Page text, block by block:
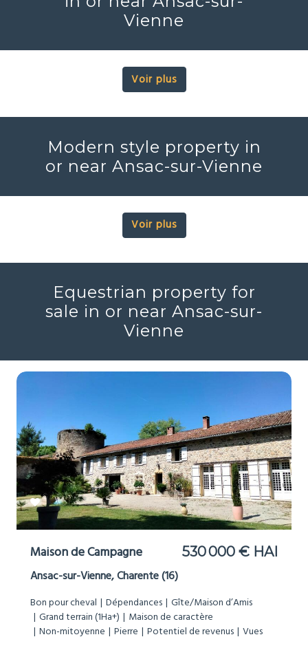
Vienne
Voir plus
Modern style property in
or near Ansac-sur-Vienne
Voir plus
Equestrian property for
sale in or near Ansac-sur-
Vienne
Maison de Campagne 530 000 € HAI
Ansac-sur-Vienne, Charente (16)
Bon pour cheval Dépendances Gîte/Maison d’Amis
Grand terrain (1Ha+)
Maison de caractère
Non-mitoyenne
Pierre Potentiel de revenus Vues